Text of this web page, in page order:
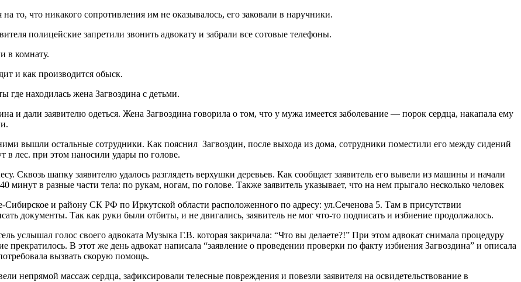
то, что никакого сопротивления им не оказывалось, его заковали в наручники.
полицейские запретили звонить адвокату и забрали все сотовые телефоны.
в комнату.
и как производится обыск.
где находилась жена Загвоздина с детьми.
и дали заявителю одеться. Жена Загвоздина говорила о том, что у мужа имеется заболевание — порок сердца, накапала ему
вышли остальные сотрудники. Как пояснил Загвоздин, после выхода из дома, сотрудники поместили его между сидений
в лес. при этом наносили удары по голове.
Сквозь шапку заявителю удалось разглядеть верхушки деревьев. Как сообщает заявитель его вывели из машины и начали
минут в разные части тела: по рукам, ногам, по голове. Также заявитель указывает, что на нем прыгало несколько человек
и району СК РФ по Иркутской области расположенного по адресу: ул.Сеченова 5. Там в присутствии
документы. Так как руки были отбиты, и не двигались, заявитель не мог что-то подписать и избиение продолжалось.
услышал голос своего адвоката Музыка Г.В. которая закричала: “Что вы делаете?!” При этом адвокат снимала процедуру
прекратилось. В этот же день адвокат написала “заявление о проведении проверки по факту избиения Загвоздина” и описала
вызвать скорую помощь.
непрямой массаж сердца, зафиксировали телесные повреждения и повезли заявителя на освидетельствование в